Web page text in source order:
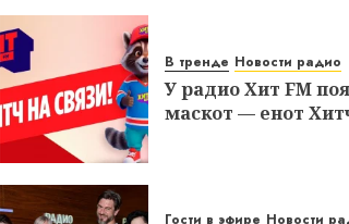
В тренде Новости радио
У радио Хит FM
маскот — енот
Гости в эфире Новости